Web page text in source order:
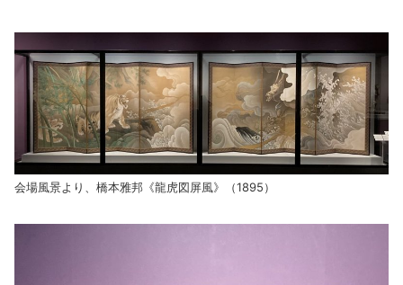
会場風景より、橋本雅邦《龍虎図屏風》（1895）